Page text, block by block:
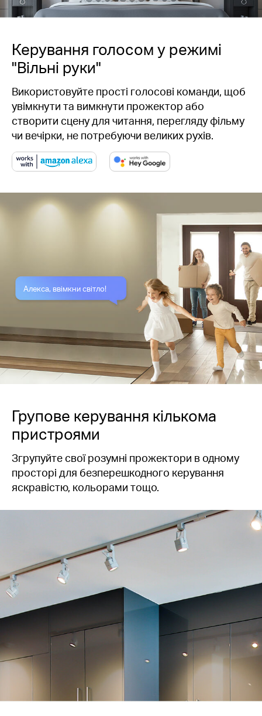
Алекса, ввімкни світло!
Керування голосом у режимі
"Вільні руки"
Використовуйте прості голосові команди, щоб
увімкнути та вимкнути прожектор або
створити сцену для читання, перегляду фільму
чи вечірки, не потребуючи великих рухів.
Групове керування кількома
пристроями
Згрупуйте свої розумні прожектори в одному
просторі для безперешкодного керування
яскравістю, кольорами тощо.